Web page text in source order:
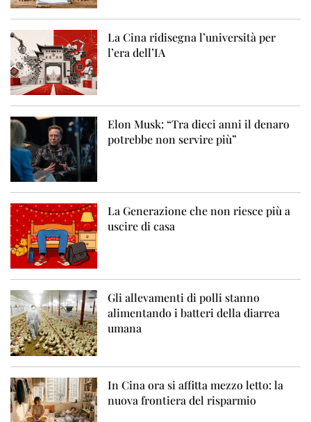
La Cina ridisegna l’università per
l’era dell’IA
Elon Musk: “Tra dieci anni il denaro
potrebbe non servire più”
La Generazione che non riesce più a
uscire di casa
Gli allevamenti di polli stanno
alimentando i batteri della diarrea
umana
In Cina ora si affitta mezzo letto: la
nuova frontiera del risparmio